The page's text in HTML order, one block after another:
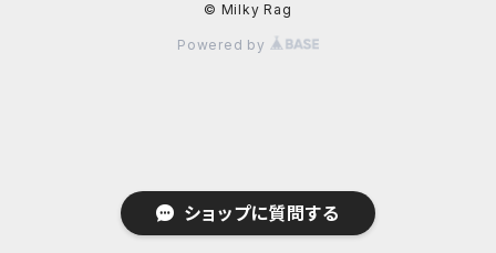
ショップに質問する
© Milky Rag
Powered by